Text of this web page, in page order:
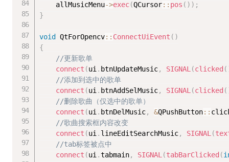
	allMusicMenu
->exec(QCursor:: pos ( ) ) ;
}
void QtForOpencv:: ConnectUiEvent ( )
{
//更新歌单
connect (ui. btnUpdateMusic, SIGNAL(clicked (
//添加到选中的歌单
connect (ui. btnAddSelMusic, SIGNAL(clicked (
//删除歌曲（仅选中的歌单）
connect (ui. btnDelMusic, &QPushButton::
//歌曲搜索框内容改变
connect (ui. lineEditSearchMusic, SIGNAL(
//tab标签被点中
connect (ui.tabmain, SIGNAL(tabBarClicked (